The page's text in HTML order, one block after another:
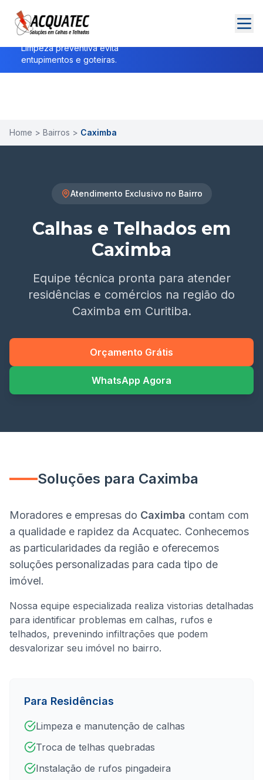
Alerta de Chuvas:
Verifique suas calhas antes da
temporada de chuvas!
Limpeza preventiva evita
entupimentos e goteiras.
Home > Bairros > Caximba
Atendimento Exclusivo no Bairro
Calhas e Telhados em
Caximba
Equipe técnica pronta para atender
residências e comércios na região do
Caximba em Curitiba.
Orçamento Grátis
WhatsApp Agora
Soluções para Caximba
Moradores e empresas do Caximba contam com
a qualidade e rapidez da Acquatec. Conhecemos
as particularidades da região e oferecemos
soluções personalizadas para cada tipo de
imóvel.
Nossa equipe especializada realiza vistorias detalhadas
para identificar problemas em calhas, rufos e
telhados, prevenindo infiltrações que podem
desvalorizar seu imóvel no bairro.
Para Residências
Limpeza e manutenção de calhas
Troca de telhas quebradas
Instalação de rufos pingadeira